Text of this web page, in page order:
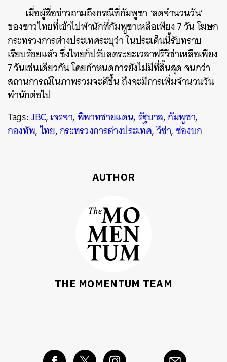
เมื่อผู้สื่อข่าวถามถึงกรณีที่กัมพูชา ‘ลดจำนวนวัน’
ของชาวไทยที่เข้าไปพำนักที่กัมพูชาเหลือเพียง 7 วัน โฆษก
กระทรวงการต่างประเทศระบุว่า ในประเด็นนี้รับทราบ
เรียบร้อยแล้ว ซึ่งไทยก็ปรับลดระยะเวลาฟรีวีซ่าเหลือเพียง
7 วันเช่นเดียวกัน โดยกำหนดการยังไม่มีที่สิ้นสุด จนกว่า
สถานการณ์ในภาพรวมจะดีขึ้น ถึงจะมีการเพิ่มจำนวนวัน
พำนักต่อไป
Tags:JBC,เจรจา,พิพาทชายแดน,รัฐบาล,กัมพูชา,
กองทัพ,ไทย,กระทรวงการต่างประเทศ,วีซ่า,ช่องบก
AUTHOR
THE MOMENTUM TEAM